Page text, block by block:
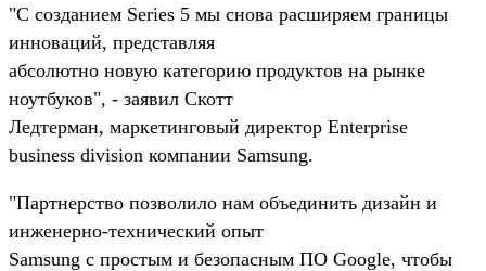
"С созданием Series 5 мы снова расширяем границы
инноваций, представляя
абсолютно новую категорию продуктов на рынке
ноутбуков", - заявил Скотт
Ледтерман, маркетинговый директор Enterprise
business division компании Samsung.
"Партнерство позволило нам объединить дизайн и
инженерно-технический опыт
Samsung с простым и безопасным ПО Google, чтобы